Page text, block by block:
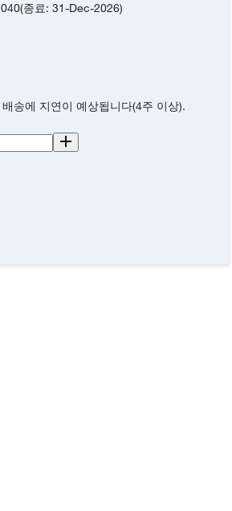
(종료:31-Dec-2026)
송에 지연이 예상됩니다(4주 이상).